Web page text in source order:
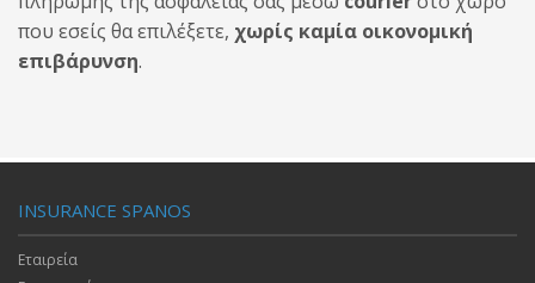
που εσείς θα επιλέξετε, χωρίς καμία οικονομική
επιβάρυνση.
INSURANCE SPANOS
Εταιρεία